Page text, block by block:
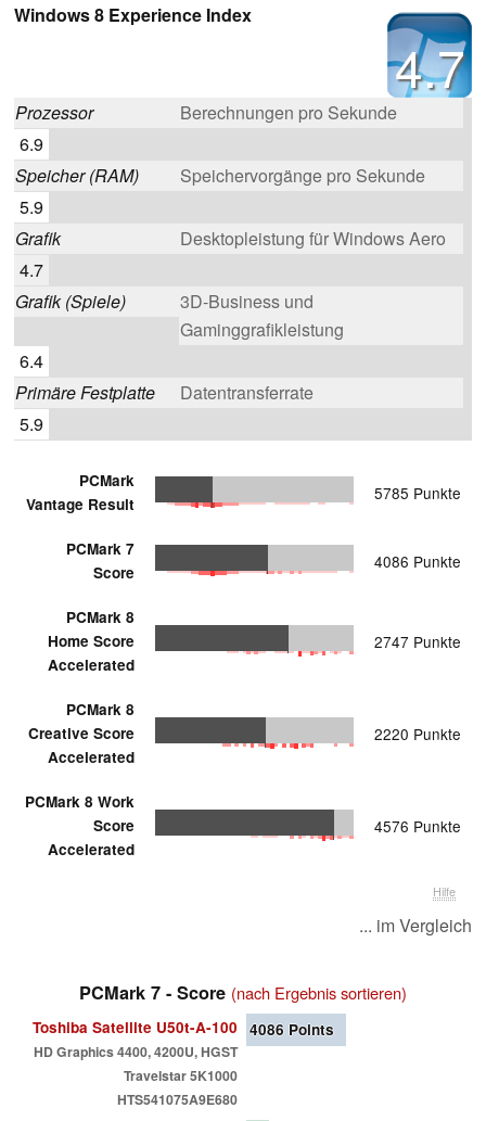
4.7
Windows 8 Experience Index
Prozessor
Berechnungen pro Sekunde
6.9
Speicher (RAM)
Speichervorgänge pro Sekunde
5.9
Grafik
Desktopleistung für Windows Aero
4.7
Grafik (Spiele)
3D-Business und
Gaminggrafikleistung
6.4
Primäre Festplatte
Datentransferrate
5.9
PCMark
Vantage Result
5785 Punkte
PCMark 7
Score
4086 Punkte
PCMark 8
Home Score
Accelerated
2747 Punkte
PCMark 8
Creative Score
Accelerated
2220 Punkte
PCMark 8 Work
Score
Accelerated
4576 Punkte
Hilfe
... im Vergleich
PCMark 7 - Score (nach Ergebnis sortieren)
Toshiba Satellite U50t-A-100
HD Graphics 4400, 4200U, HGST
Travelstar 5K1000
HTS541075A9E680
4086 Points